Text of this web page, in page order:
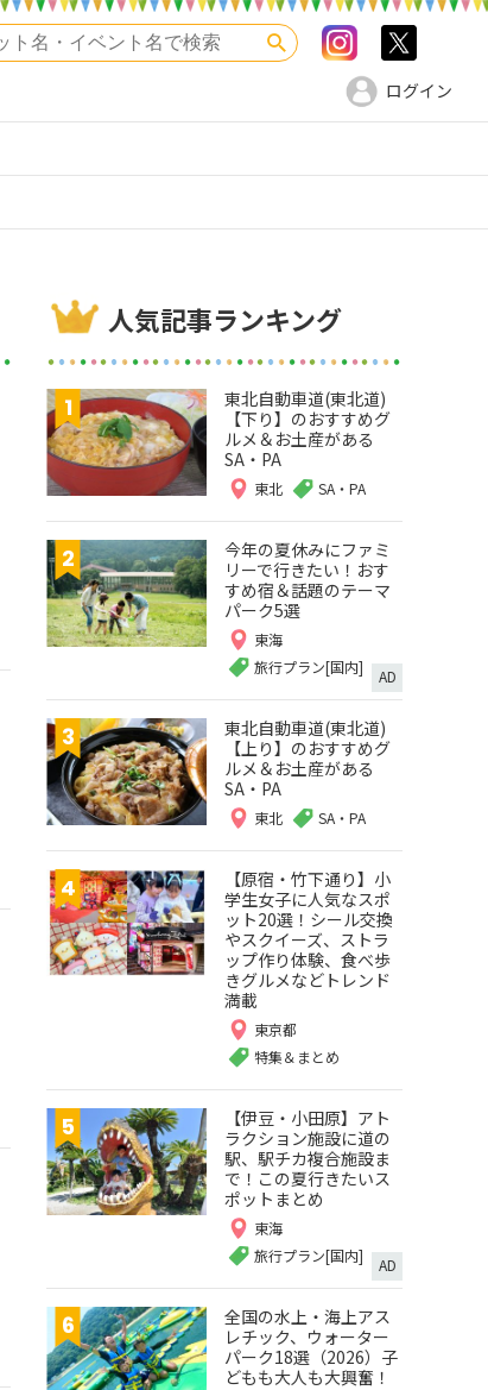
検索 Instagram
ログイン
人気記事ランキング
東北自動車道(東北道)
【下り】のおすすめグ
ルメ＆お土産がある
SA・PA
東北 SA・PA
今年の夏休みにファミ
リーで行きたい！おす
すめ宿＆話題のテーマ
パーク5選
東海
旅行プラン[国内]
AD
東北自動車道(東北道)
【上り】のおすすめグ
ルメ＆お土産がある
SA・PA
東北 SA・PA
【原宿・竹下通り】小
学生女子に人気なスポ
ット20選！シール交換
やスクイーズ、ストラ
ップ作り体験、食べ歩
きグルメなどトレンド
満載
東京都
特集＆まとめ
【伊豆・小田原】アト
ラクション施設に道の
駅、駅チカ複合施設ま
で！この夏行きたいス
ポットまとめ
東海
旅行プラン[国内]
AD
全国の水上・海上アス
レチック、ウォーター
パーク18選（2026）子
どもも大人も大興奮！